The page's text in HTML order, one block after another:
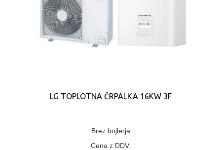
LG TOPLOTNA ČRPALKA 16KW 3F
Brez bojlerja
Cena z DDV: